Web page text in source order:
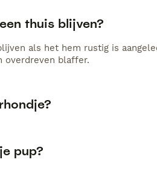
thuis blijven?
als het hem rustig is
overdreven blaffer.
pup?